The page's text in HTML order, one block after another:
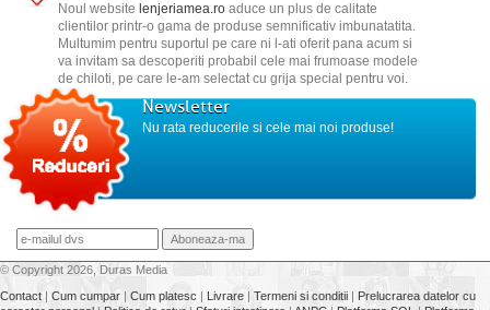
Noul website lenjeriamea.roaduce un plus de calitate
clientilor printr-o gama de produse semnificativ imbunatatita.
Multumim pentru suportul pe care ni l-ati oferit pana acum si
va invitam sa descoperiti probabil cele mai frumoase modele
de chiloti, pe care le-am selectat cu grija special pentru voi.
Newsletter
Nu rata reducerile si cele mai noi produse!
© Copyright 2026, Duras Media
Contact | Cum cumpar | Cum platesc | Livrare | Termeni si conditii | Prelucrarea datelor cu